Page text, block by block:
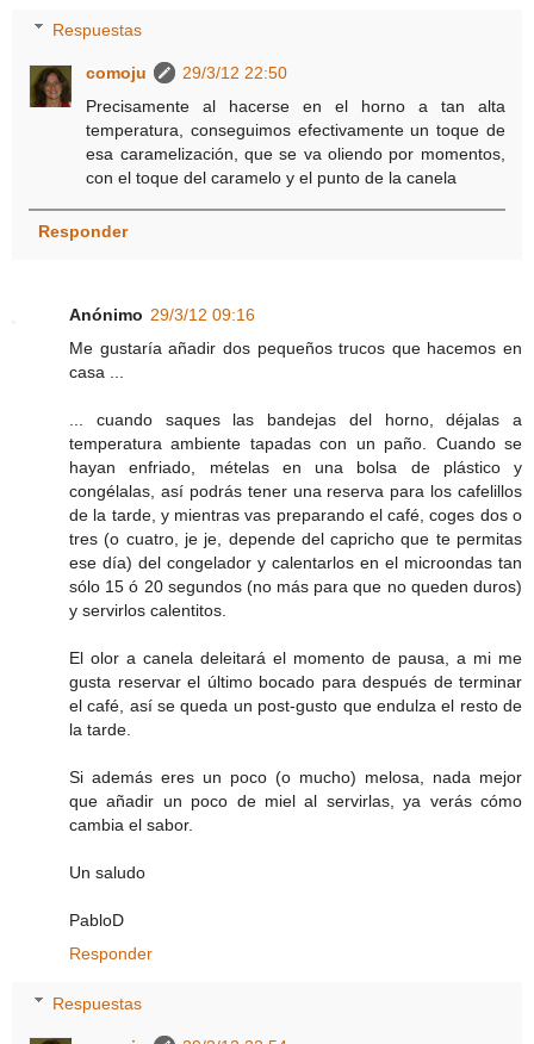
Respuestas
comoju
29/3/12 22:50
Precisamente al hacerse en el horno a tan alta
temperatura, conseguimos efectivamente un toque de
esa caramelización, que se va oliendo por momentos,
con el toque del caramelo y el punto de la canela
Responder
Anónimo 29/3/12 09:16
Me gustaría añadir dos pequeños trucos que hacemos en
casa ...
... cuando saques las bandejas del horno, déjalas a
temperatura ambiente tapadas con un paño. Cuando se
hayan enfriado, mételas en una bolsa de plástico y
congélalas, así podrás tener una reserva para los cafelillos
de la tarde, y mientras vas preparando el café, coges dos o
tres (o cuatro, je je, depende del capricho que te permitas
ese día) del congelador y calentarlos en el microondas tan
sólo 15 ó 20 segundos (no más para que no queden duros)
y servirlos calentitos.
El olor a canela deleitará el momento de pausa, a mi me
gusta reservar el último bocado para después de terminar
el café, así se queda un post-gusto que endulza el resto de
la tarde.
Si además eres un poco (o mucho) melosa, nada mejor
que añadir un poco de miel al servirlas, ya verás cómo
cambia el sabor.
Un saludo
PabloD
Responder
Respuestas